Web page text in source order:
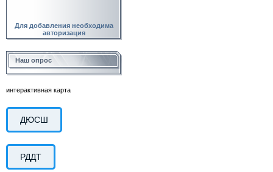
Для добавления необходима
авторизация
Наш опрос
интерактивная карта
ДЮСШ
РДДТ